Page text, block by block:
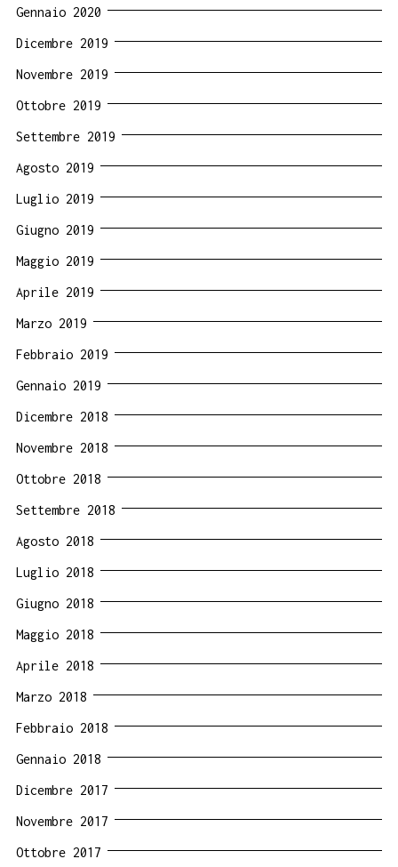
Gennaio 2020
Dicembre 2019
Novembre 2019
Ottobre 2019
Settembre 2019
Agosto 2019
Luglio 2019
Giugno 2019
Maggio 2019
Aprile 2019
Marzo 2019
Febbraio 2019
Gennaio 2019
Dicembre 2018
Novembre 2018
Ottobre 2018
Settembre 2018
Agosto 2018
Luglio 2018
Giugno 2018
Maggio 2018
Aprile 2018
Marzo 2018
Febbraio 2018
Gennaio 2018
Dicembre 2017
Novembre 2017
Ottobre 2017